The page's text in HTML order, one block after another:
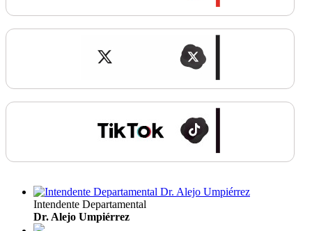
Intendente Departamental
Dr. Alejo Umpiérrez